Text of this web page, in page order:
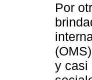
Por
y casi